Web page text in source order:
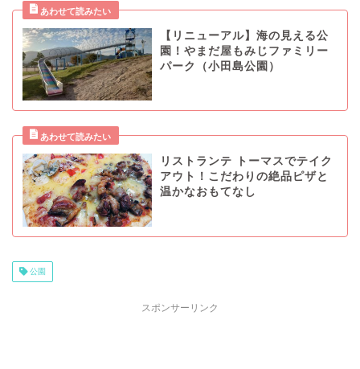
【リニューアル】海の見える公
園！やまだ屋もみじファミリー
パーク（小田島公園）
リストランテ トーマスでテイク
アウト！こだわりの絶品ピザと
温かなおもてなし
公園
スポンサーリンク